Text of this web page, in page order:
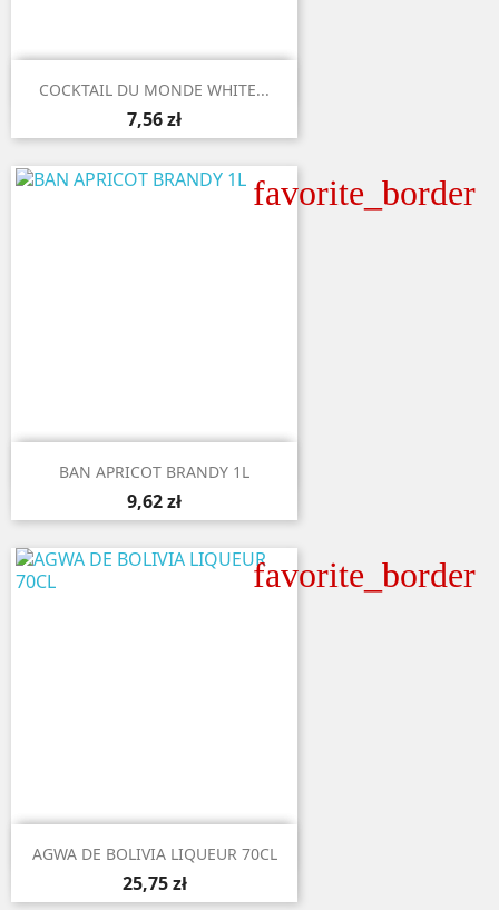
 Aperçu rapide
COCKTAIL DU MONDE WHITE...
7,56 zł
favorite_border
 Aperçu rapide
BAN APRICOT BRANDY 1L
9,62 zł
favorite_border
 Aperçu rapide
AGWA DE BOLIVIA LIQUEUR 70CL
25,75 zł